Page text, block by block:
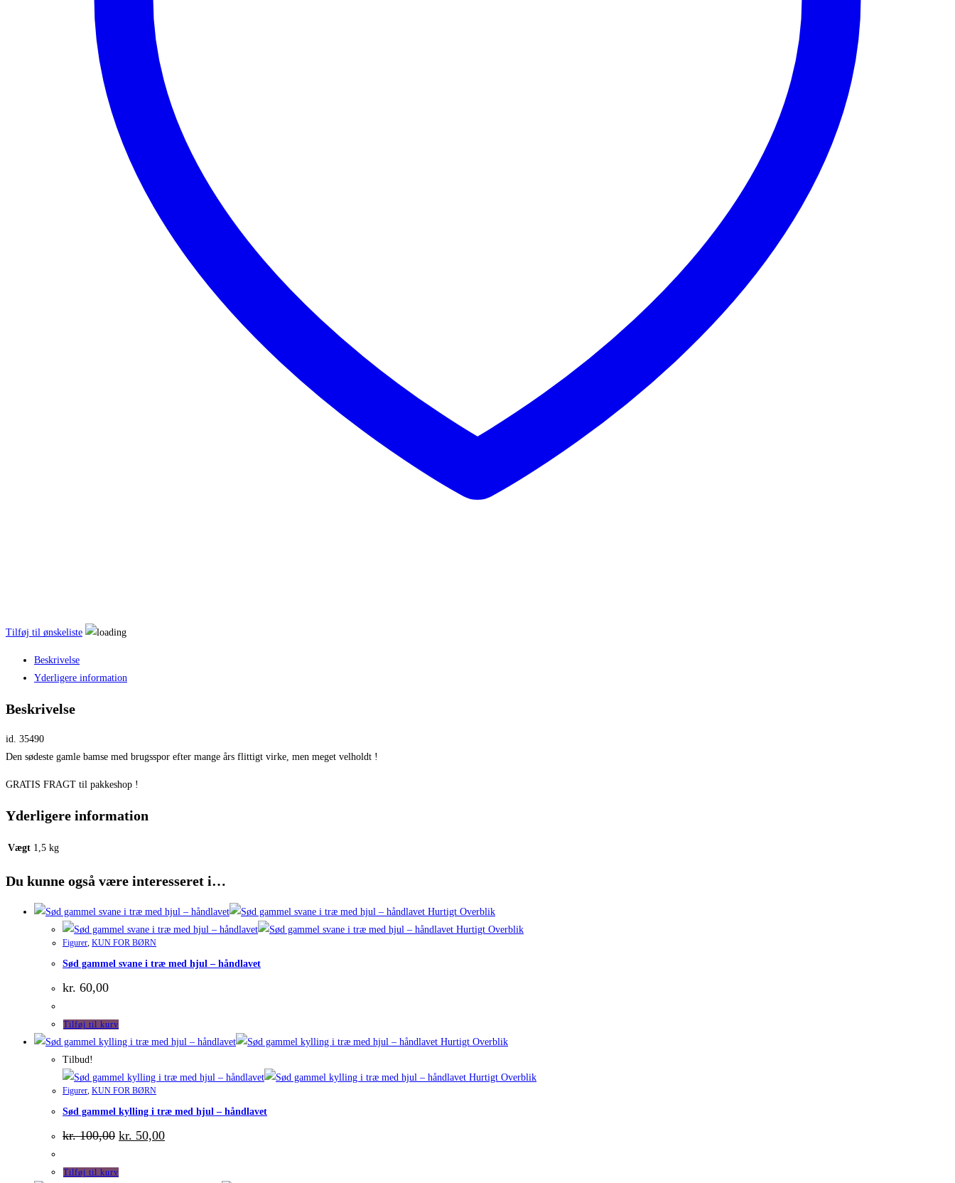
Tilføj til ønskeliste
Beskrivelse
Yderligere information
Beskrivelse
id. 35490
Den sødeste gamle bamse med brugsspor efter mange års flittigt virke, men meget velholdt !
GRATIS FRAGT til pakkeshop !
Yderligere information
Vægt 1,5 kg
Du kunne også være interesseret i…
Hurtigt Overblik
Hurtigt Overblik
Figurer KUN FOR BØRN
Sød gammel svane i træ med hjul – håndlavet
kr. 60,00
Tilføj til kurv
Hurtigt Overblik
Tilbud!
Hurtigt Overblik
Figurer KUN FOR BØRN
Sød gammel kylling i træ med hjul – håndlavet
kr.100,00 Den
oprindelige
var:
kr. 50,00Den
aktuelle
Tilføj til kurv